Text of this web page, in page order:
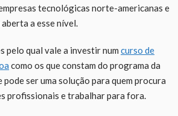
tecnológicas norte-americanas e
aberta a esse nível.
pelo qual vale a investir num curso de
como os que constam do programa da
pode ser uma solução para quem procura
profissionais e trabalhar para fora.